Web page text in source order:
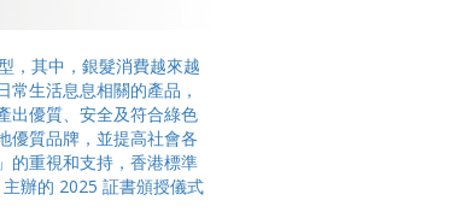
，其中，銀髮消費越來越
生活息息相關的產品，
出優質、安全及符合綠色
優質品牌，並提高社會各
的重視和支持，香港標準
辦的 2025 証書頒授儀式